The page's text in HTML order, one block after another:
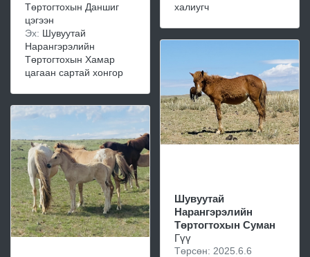
Төртогтохын Даншиг
цэгээн
Эх: Шувуутай
Нарангэрэлийн
Төртогтохын Хамар
цагаан сартай хонгор
халиугч
Шувуутай
Нарангэрэлийн
Төртогтохын Суман
Гүү
Төрсөн: 2025.6.6